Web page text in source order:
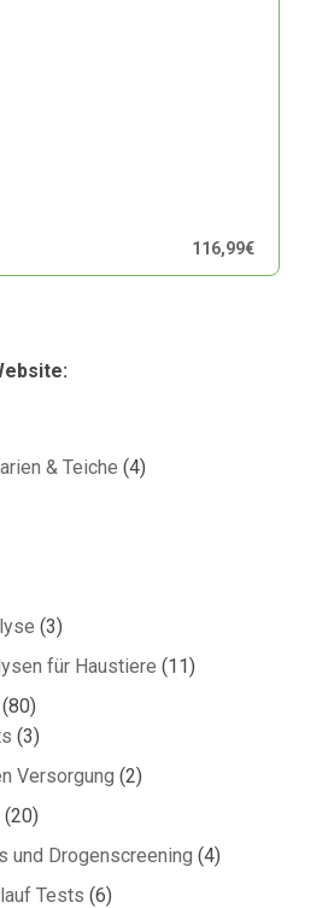
116,99€
& Teiche 44
33
Produkte
für Haustiere 1111
8080
Produkte
33
Versorgung 22
2020
Produkte
und Drogenscreening 44
Tests 66